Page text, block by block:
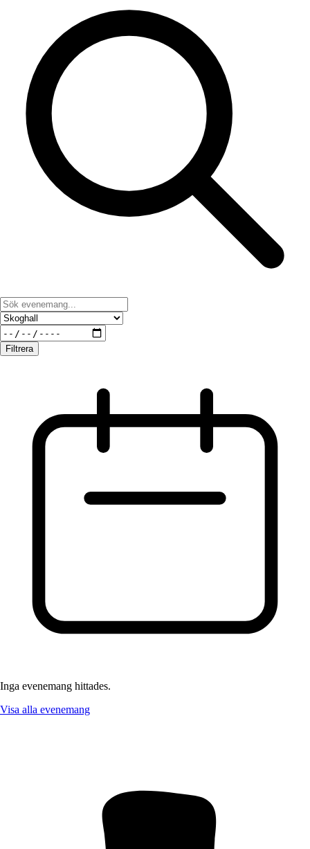
Filtrera
Inga evenemang hittades.
Visa alla evenemang